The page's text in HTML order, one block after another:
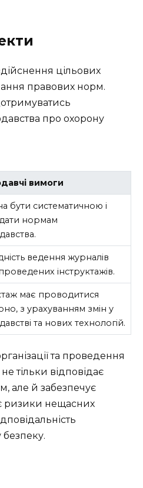
цільових
правових норм.
про охорону
вимоги
бути систематичною і
нормам
ведення журналів
інструктажів.
має проводитися
з урахуванням змін у
та нових технологій.
та проведення
тільки відповідає
але й забезпечує
ризики нещасних
безпеку.